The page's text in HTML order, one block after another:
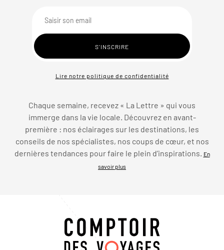
Lire notre politique de confidentialité
Chaque semaine, recevez « La Lettre » qui vous
immerge dans la vie locale. Découvrez en avant-
première : nos éclairages sur les destinations, les
conseils de nos spécialistes, nos coups de cœur, et nos
dernières tendances pour faire le plein d’inspirations. En
savoir plus